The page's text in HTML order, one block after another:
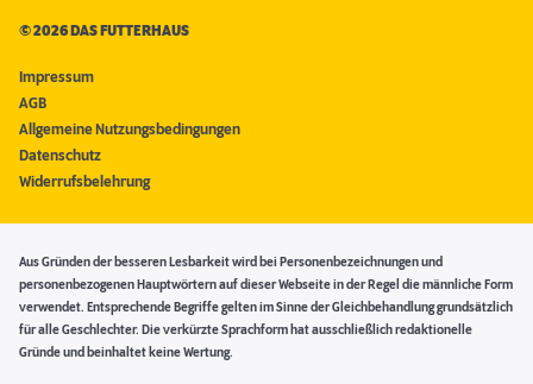
©2026 DAS FUTTERHAUS
Impressum
AGB
Allgemeine Nutzungsbedingungen
Datenschutz
Widerrufsbelehrung
Aus Gründen der besseren Lesbarkeit wird bei Personenbezeichnungen und
personenbezogenen Hauptwörtern auf dieser Webseite in der Regel die männliche Form
verwendet. Entsprechende Begriffe gelten im Sinne der Gleichbehandlung grundsätzlich
für alle Geschlechter. Die verkürzte Sprachform hat ausschließlich redaktionelle
Gründe und beinhaltet keine Wertung.